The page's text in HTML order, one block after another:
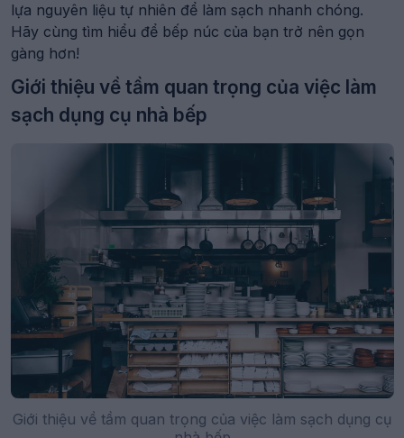
lựa nguyên liệu tự nhiên để làm sạch nhanh chóng.
Hãy cùng tìm hiểu để bếp núc của bạn trở nên gọn
gàng hơn!
Giới thiệu về tầm quan trọng của việc làm
sạch dụng cụ nhà bếp
Giới thiệu về tầm quan trọng của việc làm sạch dụng cụ